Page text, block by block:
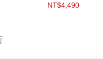
管丹寧直筒褲
NT$4,490